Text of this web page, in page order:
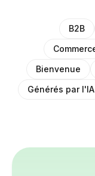
B2B
Bienvenue
Générés par l'IA